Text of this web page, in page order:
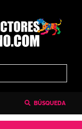
BÚSQUEDA